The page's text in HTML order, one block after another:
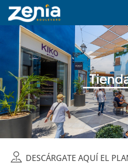
Ir al contenido principal
DESCÁRGATE AQUÍ EL